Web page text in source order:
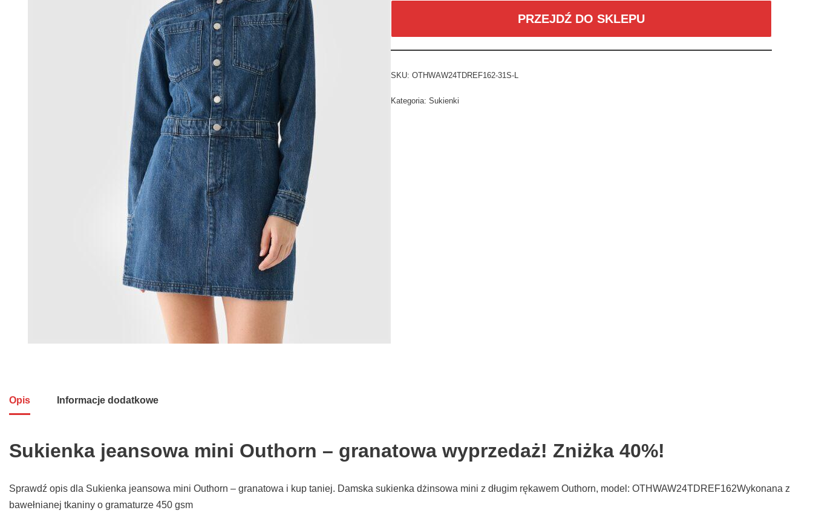
PRZEJDŹ DO SKLEPU
SKU: OTHWAW24TDREF162-31S-L
Kategoria: Sukienki
Opis Informacje dodatkowe
Sukienka jeansowa mini Outhorn – granatowa wyprzedaż! Zniżka 40%!
Sprawdź opis dla Sukienka jeansowa mini Outhorn – granatowa i kup taniej. Damska sukienka dżinsowa mini z długim rękawem Outhorn, model: OTHWAW24TDREF162Wykonana z
bawełnianej tkaniny o gramaturze 450 gsm